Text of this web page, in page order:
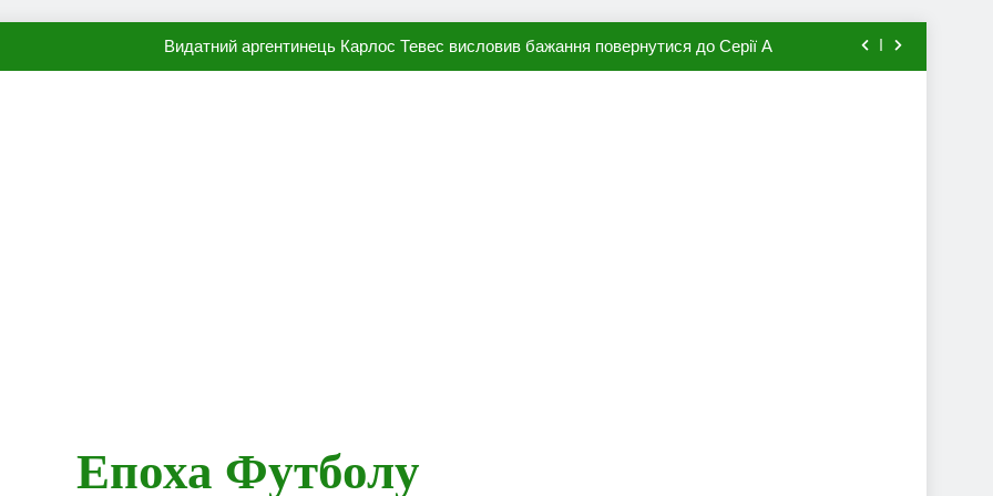
Видатний аргентинець Карлос Тевес висловив бажання повернутися до Серії А
Епоха Футболу